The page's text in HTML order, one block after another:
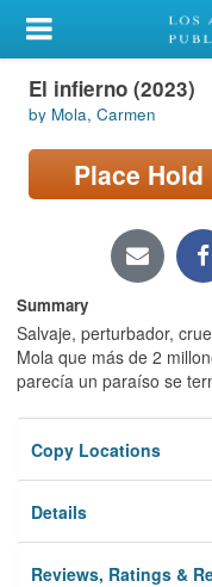
My Account
Library Card
Sign In
Locations/Hours
page)
Privacy
El infierno (2023)
by Mola, Carmen
Place Hold
Summary
Salvaje, perturbador,
Mola que más de 2
parecía un paraíso se
Copy Locations
Details
Reviews, Ratings &